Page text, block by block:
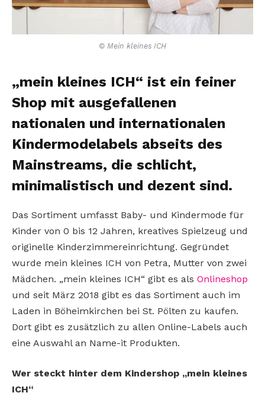
© Mein kleines ICH
„mein kleines ICH“ ist ein feiner
Shop mit ausgefallenen
nationalen und internationalen
Kindermodelabels abseits des
Mainstreams, die schlicht,
minimalistisch und dezent sind.
Das Sortiment umfasst Baby- und Kindermode für
Kinder von 0 bis 12 Jahren, kreatives Spielzeug und
originelle Kinderzimmereinrichtung. Gegründet
wurde mein kleines ICH von Petra, Mutter von zwei
Mädchen. „mein kleines ICH“ gibt es als Onlineshop
und seit März 2018 gibt es das Sortiment auch im
Laden in Böheimkirchen bei St. Pölten zu kaufen.
Dort gibt es zusätzlich zu allen Online-Labels auch
eine Auswahl an Name-it Produkten.
Wer steckt hinter dem Kindershop „mein kleines
ICH“